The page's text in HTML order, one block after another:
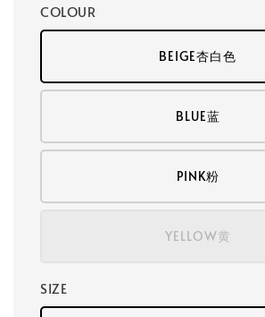
COLOUR
BEIGE杏白色
BLUE蓝
PINK粉
YELLOW黄
SIZE